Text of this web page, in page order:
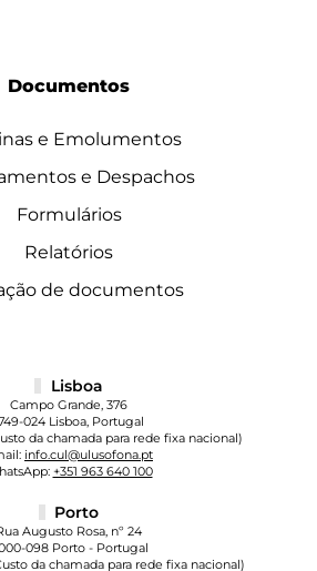
Documentos
e Emolumentos
e Despachos
Formulários
Relatórios
de documentos
Lisboa
Campo Grande, 376
024 Lisboa, Portugal
da chamada para rede fixa nacional)
info.cul@ulusofona.pt
+351 963 640 100
Porto
Augusto Rosa, nº 24
098 Porto - Portugal
da chamada para rede fixa nacional)